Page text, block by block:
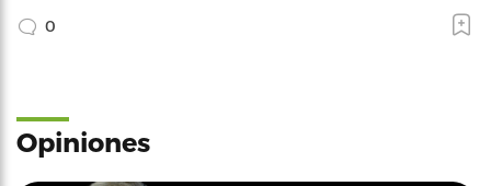
0
Opiniones